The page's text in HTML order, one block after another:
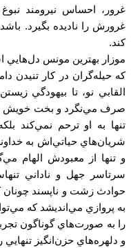
غرور، احساس نيرومند
غرورش را ناديده بگيرد.
كند.
موزار بهترين مونس دل‌هايي
كه حيله‌گران در كار تنيدن
القابي نو، تا بيهودگي
صرف مي‌نگرد و بخت خويش
تنها به او ترحم نمي‌كند
شريان‌هاي حياتي‌اش به
و تنها از معبودش الهام
سرتاسر جهل و ناداني
حوادث زشت و ناپسند چونان
به پروازي مي‌انديشد كه
را به صورت‌هاي گوناگون
و دلهره‌هاي حزن‌انگيز